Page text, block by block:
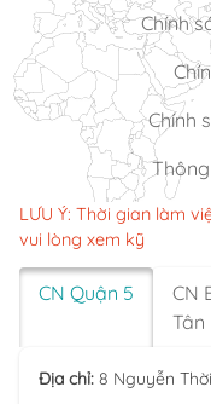
Chính
Chính
LƯU Ý: Thời gian làm
vui lòng xem kỹ
CN Quận 5
CN
Tân
Địa chỉ: 8 Nguyễn